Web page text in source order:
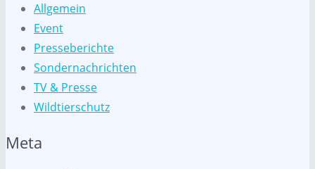
Allgemein
Event
Presseberichte
Sondernachrichten
TV & Presse
Wildtierschutz
Meta